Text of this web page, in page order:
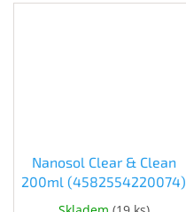
Nanosol Clear & Clean
200ml (4582554220074)